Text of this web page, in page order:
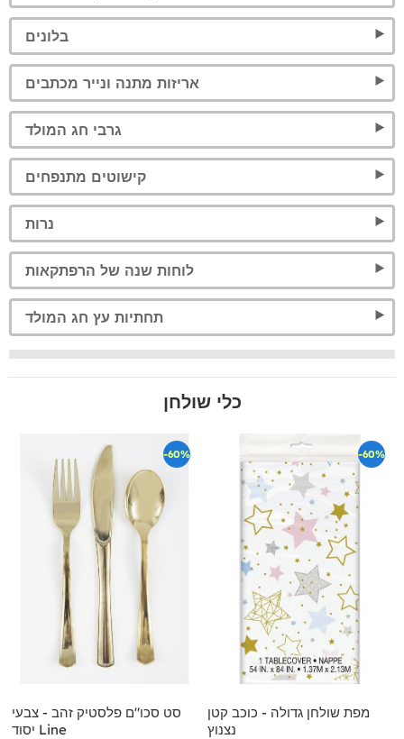
בלונים
אריזות מתנה ונייר מכתבים
גרבי חג המולד
קישוטים מתנפחים
נרות
לוחות שנה של הרפתקאות
תחתיות עץ חג המולד
כלי שולחן
-60%
סט סכו"ם פלסטיק זהב - צבעי
יסוד Line
-60%
מפת שולחן גדולה - כוכב קטן
נצנוץ